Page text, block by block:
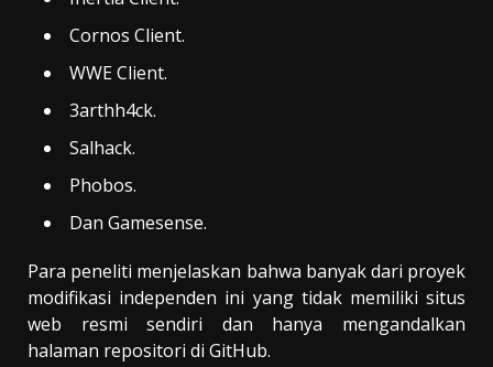
Cornos Client.
WWE Client.
3arthh4ck.
Salhack.
Phobos.
Dan Gamesense.
Para peneliti menjelaskan bahwa banyak dari proyek
modifikasi independen ini yang tidak memiliki situs
web resmi sendiri dan hanya mengandalkan
halaman repositori di GitHub.